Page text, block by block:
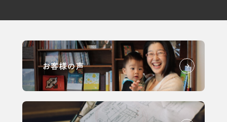
お客様の声